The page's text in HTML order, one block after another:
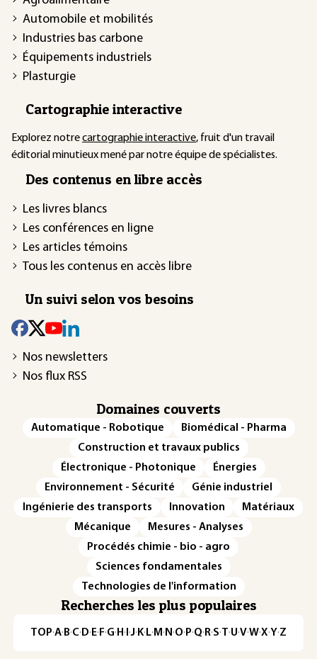
Automobile et mobilités
Industries bas carbone
Équipements industriels
Plasturgie
Cartographie interactive
Explorez notrecartographie interactive, fruit d'un travail
éditorial minutieux mené par notre équipe de spécialistes.
Des contenus en libre accès
Les livres blancs
Les conférences en ligne
Les articles témoins
Tous les contenus en accès libre
Un suivi selon vos besoins
Nos newsletters
Nos flux RSS
Domaines couverts
Automatique - Robotique
Biomédical - Pharma
Construction et travaux publics
Électronique - Photonique
Énergies
Environnement - Sécurité
Génie industriel
Ingénierie des transports
Innovation
Matériaux
Mécanique
Mesures - Analyses
Procédés chimie - bio - agro
Sciences fondamentales
Technologies de l'information
Recherches les plus populaires
TOP·A·B·C· D· E· F·G· H · ·J· K· L· M · N ·O· P·Q· R·S·T·U·V·W·X·Y·Z